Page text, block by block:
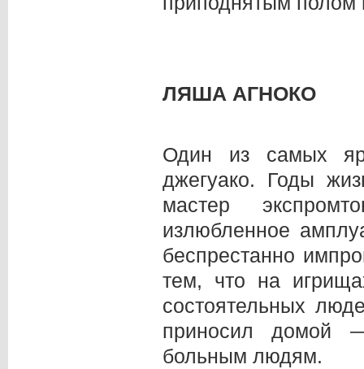
ЛЯША АГНОКО
Один из самых
джегуако. Годы
мастер
излюбленное
беспрестанно
тем, что на
состоятельных
приносил домой
больным людям.